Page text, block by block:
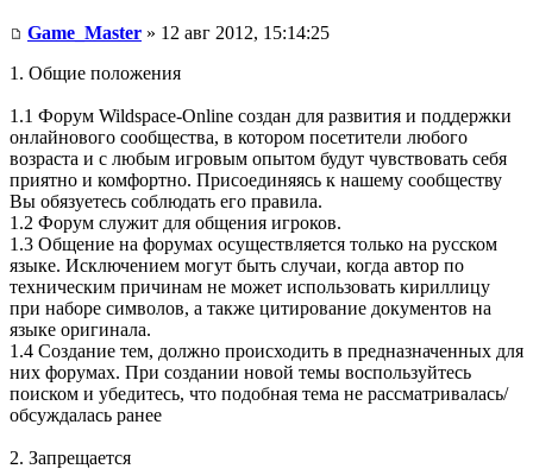
Game_Master » 12 авг 2012, 15:14:25
1. Общие положения
1.1 Форум Wildspace-Online создан для развития и поддержки
онлайнового сообщества, в котором посетители любого
возраста и с любым игровым опытом будут чувствовать себя
приятно и комфортно. Присоединяясь к нашему сообществу
Вы обязуетесь соблюдать его правила.
1.2 Форум служит для общения игроков.
1.3 Общение на форумах осуществляется только на русском
языке. Исключением могут быть случаи, когда автор по
техническим причинам не может использовать кириллицу
при наборе символов, а также цитирование документов на
языке оригинала.
1.4 Создание тем, должно происходить в предназначенных для
них форумах. При создании новой темы воспользуйтесь
поиском и убедитесь, что подобная тема не рассматривалась/
обсуждалась ранее
2. Запрещается